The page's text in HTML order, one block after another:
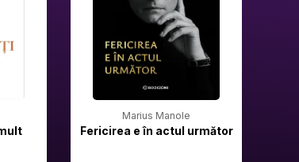
Marius Manole
Fericirea e în actul următor